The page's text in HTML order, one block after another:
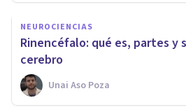
NEUROCIENCIAS
Rinencéfalo: qué es, partes y
cerebro
Unai Aso Poza